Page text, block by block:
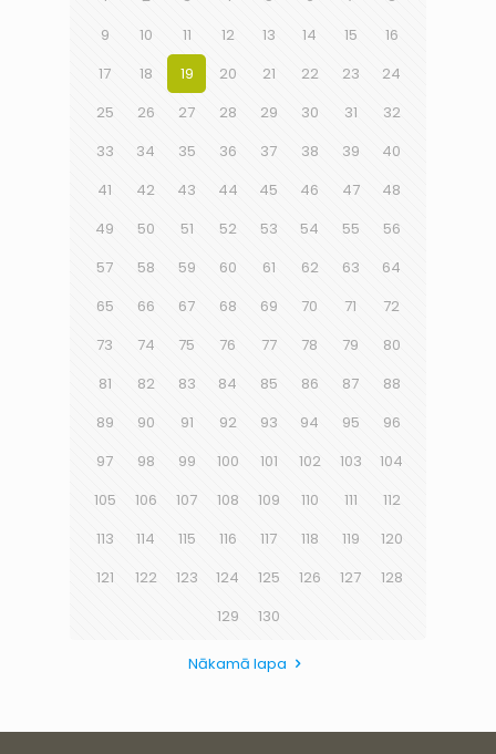
9
10 11 12 13 14 15
16
17
18 19 20 21 22 23
24
25
26 27 28 29 30 31
32
33
34 35 36 37 38 39
40
41
42 43 44 45 46 47
48
49
50 51 52 53 54 55
56
57
58 59 60 61 62 63
64
65
66 67 68 69 70 71
72
73
74 75 76 77 78 79
80
81
82 83 84 85 86 87
88
89
90 91 92 93 94 95
96
97
98 99 100 101 102 103
104
105
106 107 108 109 110 111
112
113
114 115 116 117 118 119
120
121
122 123 124 125 126 127
128
129
130
Nākamā lapa